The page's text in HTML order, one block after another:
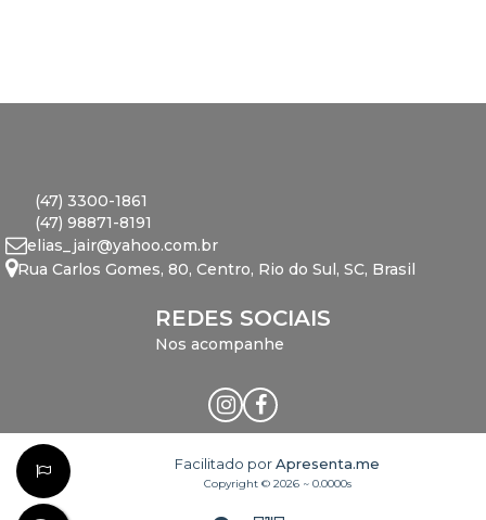
(47) 3300-1861
(47) 98871-8191
elias_jair@yahoo.com.br
Rua Carlos Gomes, 80, Centro, Rio do Sul, SC, Brasil
REDES SOCIAIS
Nos acompanhe
Facilitado porApresenta.me
Copyright © 2026 ~ 0.0000s